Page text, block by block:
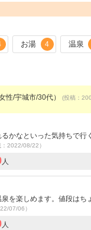
お湯 4 温泉
性/宇城市/30代） (投稿：
かなといった気持ちで
2022/08/22）
人
を楽しめます。値段は
07/06）
人